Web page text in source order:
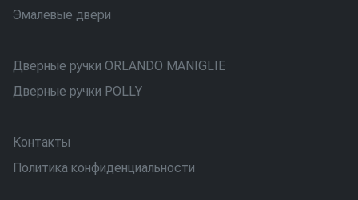
Эмалевые двери
Дверные ручки ORLANDO MANIGLIE
Дверные ручки POLLY
Контакты
Политика конфиденциальности